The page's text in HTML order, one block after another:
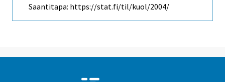
Saantitapa: https://stat.fi/til/kuol/2004/